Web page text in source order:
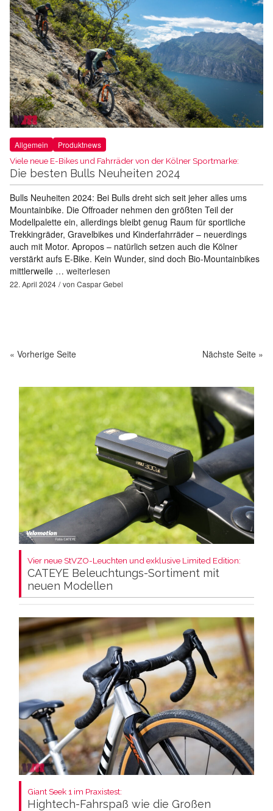
Allgemein Produktnews
Viele neue E-Bikes und Fahrräder von der Kölner Sportmarke:
Die besten Bulls Neuheiten 2024
Bulls Neuheiten 2024: Bei Bulls dreht sich seit jeher alles ums
Mountainbike. Die Offroader nehmen den größten Teil der
Modellpalette ein, allerdings bleibt genug Raum für sportliche
Trekkingräder, Gravelbikes und Kinderfahrräder – neuerdings
auch mit Motor. Apropos – natürlich setzen auch die Kölner
verstärkt aufs E-Bike. Kein Wunder, sind doch Bio-Mountainbikes
mittlerweile … weiterlesen
22. April 2024 von Caspar Gebel
« Vorherige Seite Nächste Seite »
Vier neue StVZO-Leuchten und exklusive Limited Edition:
CATEYE Beleuchtungs-Sortiment mit
neuen Modellen
Giant Seek 1 im Praxistest:
Hightech-Fahrspaß wie die Großen